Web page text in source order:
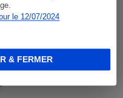
le 12/07/2024
& FERMER